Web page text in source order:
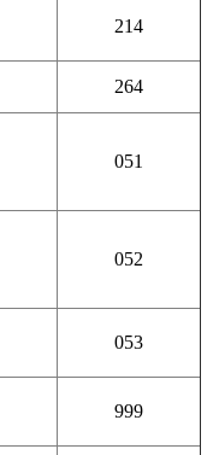
214
264
051
052
053
999